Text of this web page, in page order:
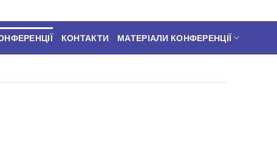
КОНТАКТИ МАТЕРІАЛИ КОНФЕРЕНЦІЇ